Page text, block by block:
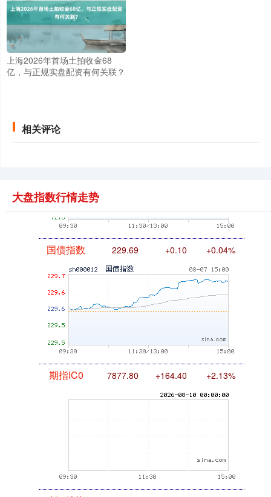
上海2026年首场土拍收金68
亿，与正规实盘配资有何关联？
相关评论
大盘指数行情走势
创业板指 3563.12
基金指数
国债指数
期指IC0